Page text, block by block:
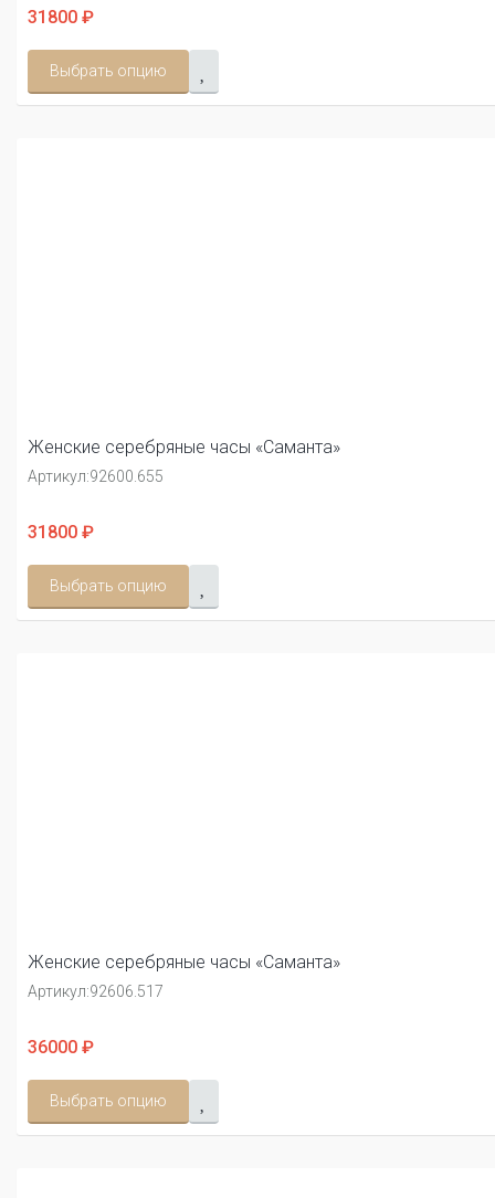
31800 ₽
Выбрать опцию
Женские серебряные часы «Саманта»
Артикул:92600.655
31800 ₽
Выбрать опцию
Женские серебряные часы «Саманта»
Артикул:92606.517
36000 ₽
Выбрать опцию